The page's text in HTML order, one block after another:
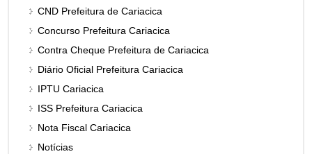
CND Prefeitura de Cariacica
Concurso Prefeitura Cariacica
Contra Cheque Prefeitura de Cariacica
Diário Oficial Prefeitura Cariacica
IPTU Cariacica
ISS Prefeitura Cariacica
Nota Fiscal Cariacica
Notícias